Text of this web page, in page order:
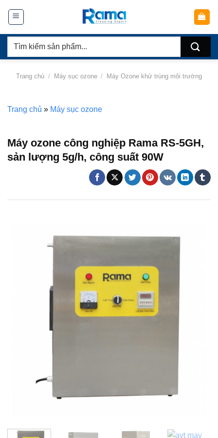
dung
Tìm
Trang chủ / Máy sục ozone / Máy Ozone khử trùng môi trường
Trang chủ » Máy sục ozone
Máy ozone công nghiệp Rama RS-5GH,
sản lượng 5g/h, công suất 90W